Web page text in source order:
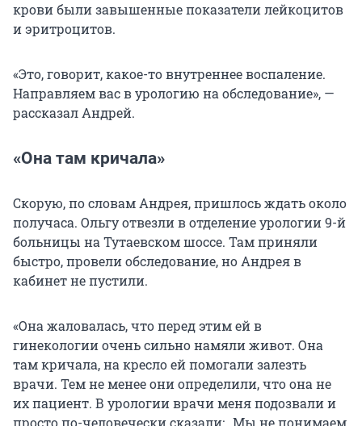
крови были завышенные показатели лейкоцитов
и эритроцитов.
«Это, говорит, какое-то внутреннее воспаление.
Направляем вас в урологию на обследование», —
рассказал Андрей.
«Она там кричала»
Скорую, по словам Андрея, пришлось ждать около
получаса. Ольгу отвезли в отделение урологии 9-й
больницы на Тутаевском шоссе. Там приняли
быстро, провели обследование, но Андрея в
кабинет не пустили.
«Она жаловалась, что перед этим ей в
гинекологии очень сильно намяли живот. Она
там кричала, на кресло ей помогали залезть
врачи. Тем не менее они определили, что она не
их пациент. В урологии врачи меня подозвали и